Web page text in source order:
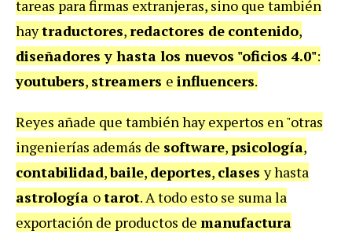
tareas para firmas extranjeras, sino que también
haytraductores, redactores de contenido,
diseñadoresy hasta los nuevos "oficios 4.0":
youtubers, streamers e influencers.
Reyes añade que también hay expertos en "otras
ingenierías además de software,psicología,
contabilidad,baile, deportes, clasesy hasta
astrología otarot. A todo esto se suma la
exportación de productos de manufactura